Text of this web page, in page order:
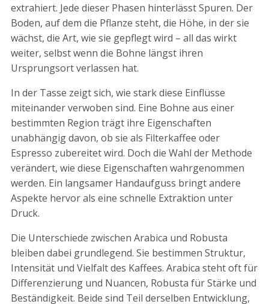
extrahiert. Jede dieser Phasen hinterlässt Spuren. Der
Boden, auf dem die Pflanze steht, die Höhe, in der sie
wächst, die Art, wie sie gepflegt wird – all das wirkt
weiter, selbst wenn die Bohne längst ihren
Ursprungsort verlassen hat.
In der Tasse zeigt sich, wie stark diese Einflüsse
miteinander verwoben sind. Eine Bohne aus einer
bestimmten Region trägt ihre Eigenschaften
unabhängig davon, ob sie als Filterkaffee oder
Espresso zubereitet wird. Doch die Wahl der Methode
verändert, wie diese Eigenschaften wahrgenommen
werden. Ein langsamer Handaufguss bringt andere
Aspekte hervor als eine schnelle Extraktion unter
Druck.
Die Unterschiede zwischen Arabica und Robusta
bleiben dabei grundlegend. Sie bestimmen Struktur,
Intensität und Vielfalt des Kaffees. Arabica steht oft für
Differenzierung und Nuancen, Robusta für Stärke und
Beständigkeit. Beide sind Teil derselben Entwicklung,